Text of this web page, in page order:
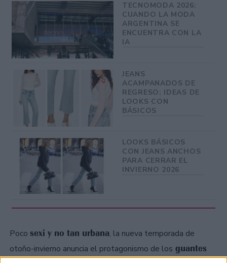
TECNOMODA 2026:
CUANDO LA MODA
ARGENTINA SE
ENCUENTRA CON LA
IA
JEANS
ACAMPANADOS DE
REGRESO: IDEAS DE
LOOKS CON
BÁSICOS
LOOKS BÁSICOS
CON JEANS ANCHOS
PARA CERRAR EL
INVIERNO 2026
Poco sexi y no tan urbana, la nueva temporada de
otoño-invierno anuncia el protagonismo de los guantes